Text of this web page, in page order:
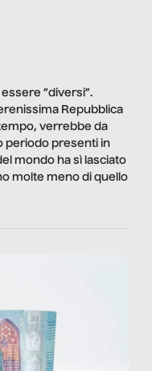
“diversi”.
Repubblica
verrebbe da
periodo presenti in
mondo ha sì lasciato
molte meno di quello